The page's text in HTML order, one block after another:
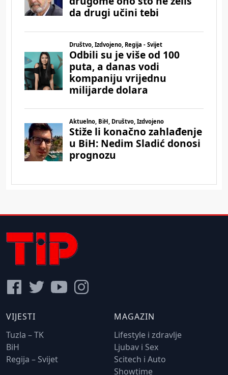
VIJESTI
Tuzla – TK
BiH
Regija – Svijet
MAGAZIN
Lifestyle i zdravlje
Ljubav i Sex
Scitech i Auto
Showtime